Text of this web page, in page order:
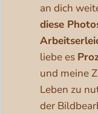
an dich
diese
liebe es
und meine
Leben zu
der